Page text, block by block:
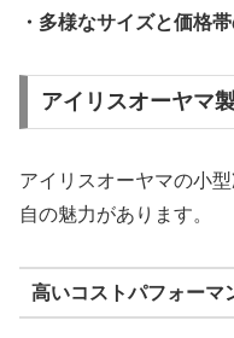
・多様なサイズと価格
アイリスオーヤマ
アイリスオーヤマの小
自の魅力があります。
高いコストパフォーマ